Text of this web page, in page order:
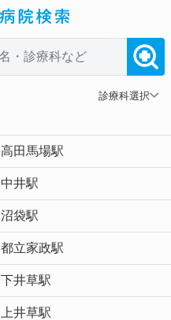
診療科選択
高田馬場駅
中井駅
沼袋駅
都立家政駅
下井草駅
上井草駅